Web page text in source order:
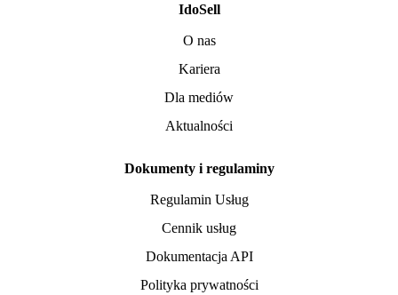
IdoSell
O nas
Kariera
Dla mediów
Aktualności
Dokumenty i regulaminy
Regulamin Usług
Cennik usług
Dokumentacja API
Polityka prywatności